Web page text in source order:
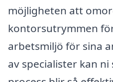
möjligheten att
kontorsutrymmen
arbetsmiljö för sina
av specialister kan